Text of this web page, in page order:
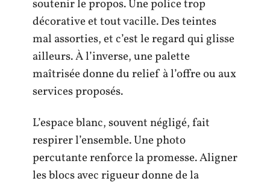
soutenir le propos. Une police trop
décorative et tout vacille. Des teintes
mal assorties, et c’est le regard qui glisse
ailleurs. À l’inverse, une palette
maîtrisée donne du relief à l’offre ou aux
services proposés.
L’espace blanc, souvent négligé, fait
respirer l’ensemble. Une photo
percutante renforce la promesse. Aligner
les blocs avec rigueur donne de la